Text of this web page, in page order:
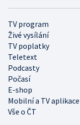
TV program
Živé vysílání
TV poplatky
Teletext
Podcasty
Počasí
E-shop
Mobilní a TV aplikace
Vše o ČT